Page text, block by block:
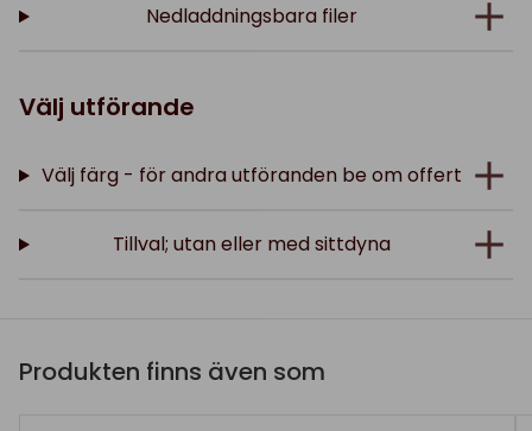
Nedladdningsbara filer
Välj utförande
Välj färg - för andra utföranden be om offert
Tillval; utan eller med sittdyna
Produkten finns även som